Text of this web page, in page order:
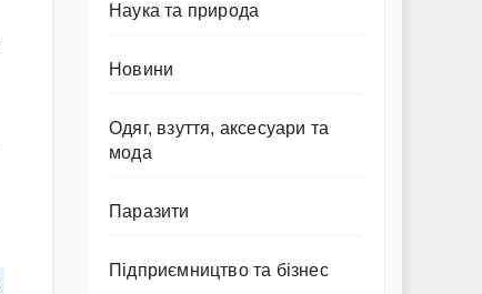
Наука та природа
Новини
Одяг, взуття, аксесуари та
мода
Паразити
Підприємництво та бізнес